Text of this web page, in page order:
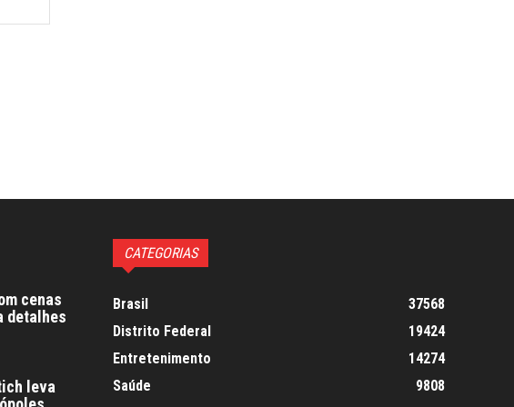
cenas
detalhes
leva
CATEGORIAS
Brasil
37568
Distrito Federal
19424
Entretenimento
14274
Saúde
9808